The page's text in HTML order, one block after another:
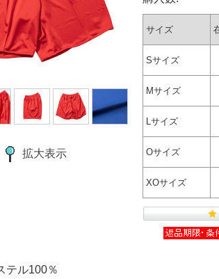
拡大表示
サイズ
Sサイズ
Mサイズ
Lサイズ
Oサイズ
XOサイズ
テル100％